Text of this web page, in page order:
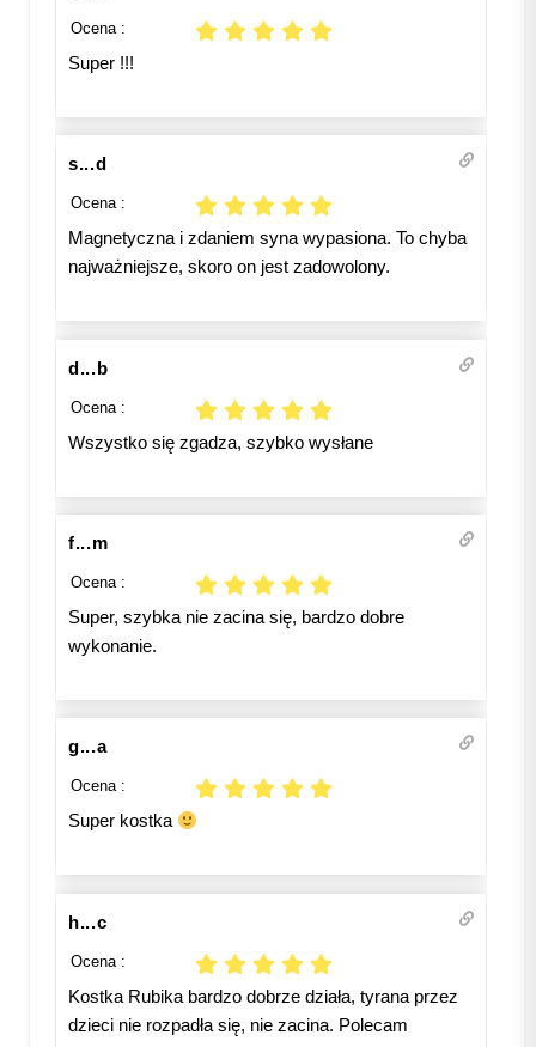
Ocena :
Super !!!
s...d
Ocena :
Magnetyczna i zdaniem syna wypasiona. To chyba
najważniejsze, skoro on jest zadowolony.
d...b
Ocena :
Wszystko się zgadza, szybko wysłane
f...m
Ocena :
Super, szybka nie zacina się, bardzo dobre
wykonanie.
g...a
Ocena :
Super kostka
h...c
Ocena :
Kostka Rubika bardzo dobrze działa, tyrana przez
dzieci nie rozpadła się, nie zacina. Polecam